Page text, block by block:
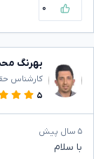
۰
بهرنگ
کارشناس
۵
۵ سال پیش
با سلام